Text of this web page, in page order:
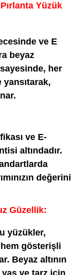
Yüzük
ve E
beyaz
her
yansıtarak,
ve E-
altındadır.
değerini
Güzellik:
yüzükler,
hem gösterişli
Beyaz altının